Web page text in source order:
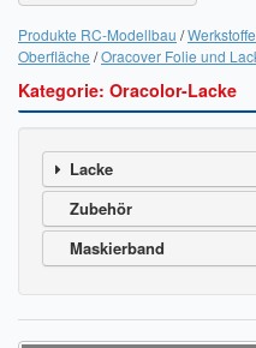
Servo Finder
BL-Motor Finder
Schiffsschrauben
Räder Finder
Luftschrauben
Sendungsverfolgung
Produkte RC-Modellbau
Oberfläche Oracover Folie und
Kategorie: Oracolor-Lacke
Lacke
Zubehör
Maskierband